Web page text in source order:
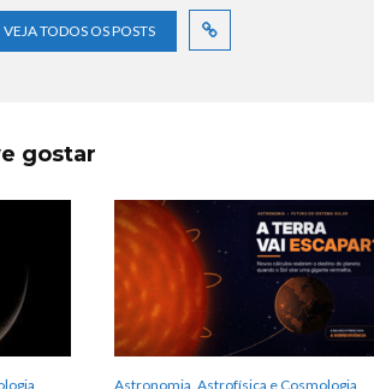
VEJA TODOS OS POSTS
gostar
Astronomia, Astrofísica e Cosmologia